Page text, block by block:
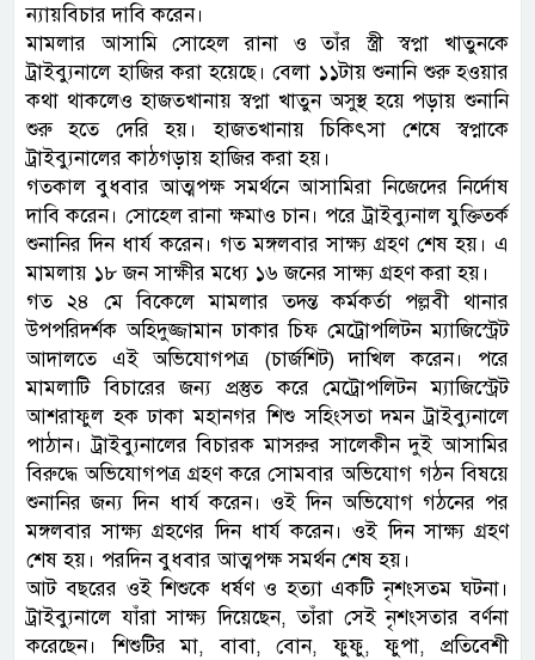
ন্যায়বিচার দাবি করেন।
মামলার আসামি সোহেল রানা ও তাঁর স্ত্রী স্বপ্না খাতুনকে
ট্রাইব্যুনালে হাজির করা হয়েছে। বেলা ১১টায় শুনানি শুরু হওয়ার
কথা থাকলেও হাজতখানায় স্বপ্না খাতুন অসুস্থ হয়ে পড়ায় শুনানি
শুরু হতে দেরি হয়। হাজতখানায় চিকিৎসা শেষে স্বপ্নাকে
ট্রাইব্যুনালের কাঠগড়ায় হাজির করা হয়।
গতকাল বুধবার আত্মপক্ষ সমর্থনে আসামিরা নিজেদের নির্দোষ
দাবি করেন। সোহেল রানা ক্ষমাও চান। পরে ট্রাইব্যুনাল যুক্তিতর্ক
শুনানির দিন ধার্য করেন। গত মঙ্গলবার সাক্ষ্য গ্রহণ শেষ হয়। এ
মামলায় ১৮ জন সাক্ষীর মধ্যে ১৬ জনের সাক্ষ্য গ্রহণ করা হয়।
গত ২৪ মে বিকেলে মামলার তদন্ত কর্মকর্তা পল্লবী থানার
উপপরিদর্শক অহিদুজ্জামান ঢাকার চিফ মেট্রোপলিটন ম্যাজিস্ট্রেট
আদালতে এই অভিযোগপত্র (চার্জশিট) দাখিল করেন। পরে
মামলাটি বিচারের জন্য প্রস্তুত করে মেট্রোপলিটন ম্যাজিস্ট্রেট
আশরাফুল হক ঢাকা মহানগর শিশু সহিংসতা দমন ট্রাইব্যুনালে
পাঠান। ট্রাইব্যুনালের বিচারক মাসরুর সালেকীন দুই আসামির
বিরুদ্ধে অভিযোগপত্র গ্রহণ করে সোমবার অভিযোগ গঠন বিষয়ে
শুনানির জন্য দিন ধার্য করেন। ওই দিন অভিযোগ গঠনের পর
মঙ্গলবার সাক্ষ্য গ্রহণের দিন ধার্য করেন। ওই দিন সাক্ষ্য গ্রহণ
শেষ হয়। পরদিন বুধবার আত্মপক্ষ সমর্থন শেষ হয়।
আট বছরের ওই শিশুকে ধর্ষণ ও হত্যা একটি নৃশংসতম ঘটনা।
ট্রাইব্যুনালে যাঁরা সাক্ষ্য দিয়েছেন, তাঁরা সেই নৃশংসতার বর্ণনা
করেছেন। শিশুটির মা, বাবা, বোন, ফুফু, ফুপা, প্রতিবেশী